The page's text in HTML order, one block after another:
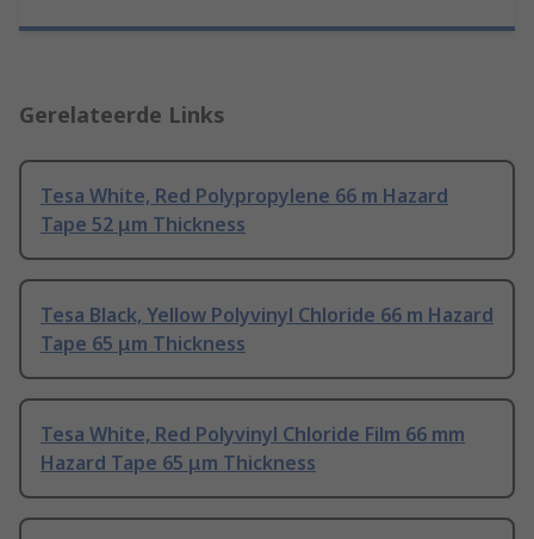
Gerelateerde Links
Tesa White, Red Polypropylene 66 m Hazard
Tape 52 μm Thickness
Tesa Black, Yellow Polyvinyl Chloride 66 m Hazard
Tape 65 μm Thickness
Tesa White, Red Polyvinyl Chloride Film 66 mm
Hazard Tape 65 μm Thickness